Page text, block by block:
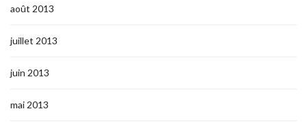
août 2013
juillet 2013
juin 2013
mai 2013